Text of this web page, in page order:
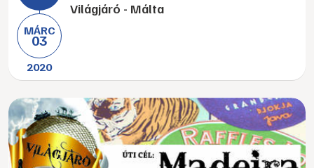
MÁRC
03
2020
Világjáró - Málta